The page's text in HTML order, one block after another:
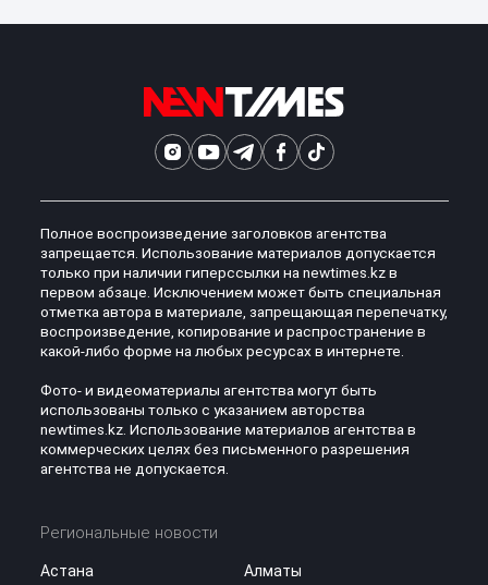
Полное воспроизведение заголовков агентства
запрещается. Использование материалов допускается
только при наличии гиперссылки на newtimes.kz в
первом абзаце. Исключением может быть специальная
отметка автора в материале, запрещающая перепечатку,
воспроизведение, копирование и распространение в
какой-либо форме на любых ресурсах в интернете.
Фото- и видеоматериалы агентства могут быть
использованы только с указанием авторства
newtimes.kz. Использование материалов агентства в
коммерческих целях без письменного разрешения
агентства не допускается.
Региональные новости
Астана
Алматы